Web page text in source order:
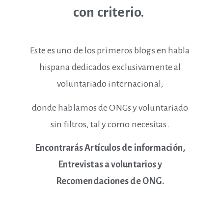
con criterio.
Este es uno de los primeros blogs en habla
hispana dedicados exclusivamente al
voluntariado internacional,
donde hablamos de ONGs y voluntariado
sin filtros, tal y como necesitas.
Encontrarás Artículos de información,
Entrevistas a voluntarios y
Recomendaciones de ONG.